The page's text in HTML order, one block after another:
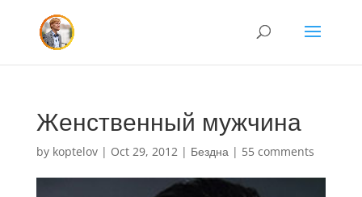
Женственный мужчина
by koptelov| Oct 29, 2012| Бездна| 55 comments